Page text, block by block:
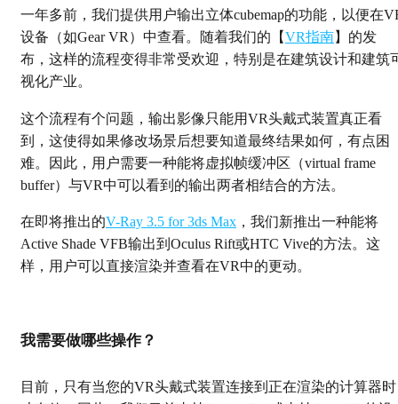
一年多前，我们提供用户输出立体cubemap的功能，以便在
设备（如Gear VR）中查看。随着我们的【VR指南】的发
布，这样的流程变得非常受欢迎，特别是在建筑设计和建筑
视化产业。
这个流程有个问题，输出影像只能用VR头戴式装置真正看
到，这使得如果修改场景后想要知道最终结果如何，有点困
难。因此，用户需要一种能将虚拟帧缓冲区（virtual frame
buffer）与VR中可以看到的输出两者相结合的方法。
在即将推出的V-Ray 3.5 for 3ds Max ，我们新推出一种能将
Active Shade VFB输出到Oculus Rift或HTC Vive的方法。这
样，用户可以直接渲染并查看在VR中的更动。
我需要做哪些操作？
目前，只有当您的VR头戴式装置连接到正在渲染的计算器时